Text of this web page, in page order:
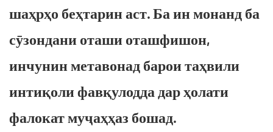
шаҳрҳо беҳтарин аст. Ба ин монанд ба
сӯзондани оташи оташфишон,
инчунин метавонад барои таҳвили
интиқоли фавқулодда дар ҳолати
фалокат муҷаҳҳаз бошад.